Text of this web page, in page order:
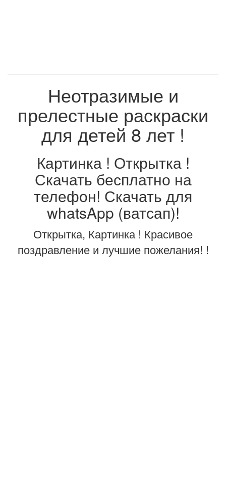
Неотразимые и
прелестные раскраски
для детей 8 лет !
Картинка ! Открытка !
Скачать бесплатно на
телефон! Скачать для
whatsApp (ватсап)!
Открытка, Картинка ! Красивое
поздравление и лучшие пожелания! !